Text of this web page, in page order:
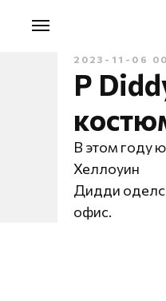
2023-11-06
P
В этом году
Хеллоуин
Дидди
офис.